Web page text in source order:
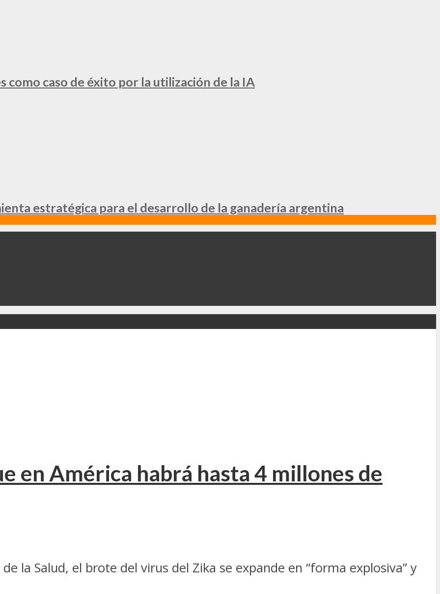
como caso de éxito por la utilización de la IA
estratégica para el desarrollo de la ganadería argentina
en América habrá hasta 4 millones de
la Salud, el brote del virus del Zika se expande en “forma explosiva” y